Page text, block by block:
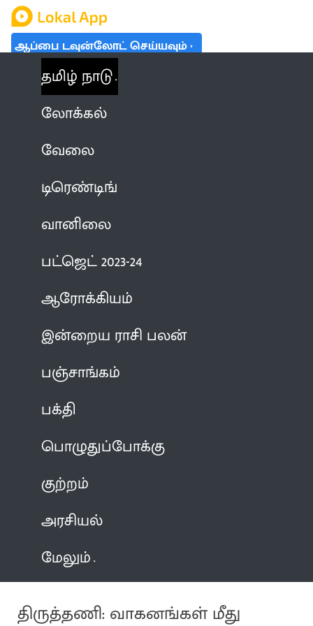
ஆப்பை டவுன்லோட் செய்யவும்
தமிழ் நாடு
லோக்கல்
வேலை
டிரெண்டிங்
வானிலை
பட்ஜெட் 2023-24
ஆரோக்கியம்
இன்றைய ராசி பலன்
பஞ்சாங்கம்
பக்தி
பொழுதுப்போக்கு
குற்றம்
அரசியல்
மேலும்
திருத்தணி: வாகனங்கள் மீது